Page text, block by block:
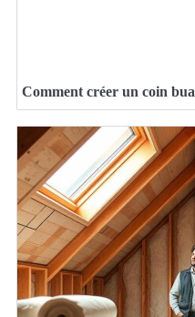
Comment créer un coin